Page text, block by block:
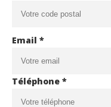
Email *
Téléphone *